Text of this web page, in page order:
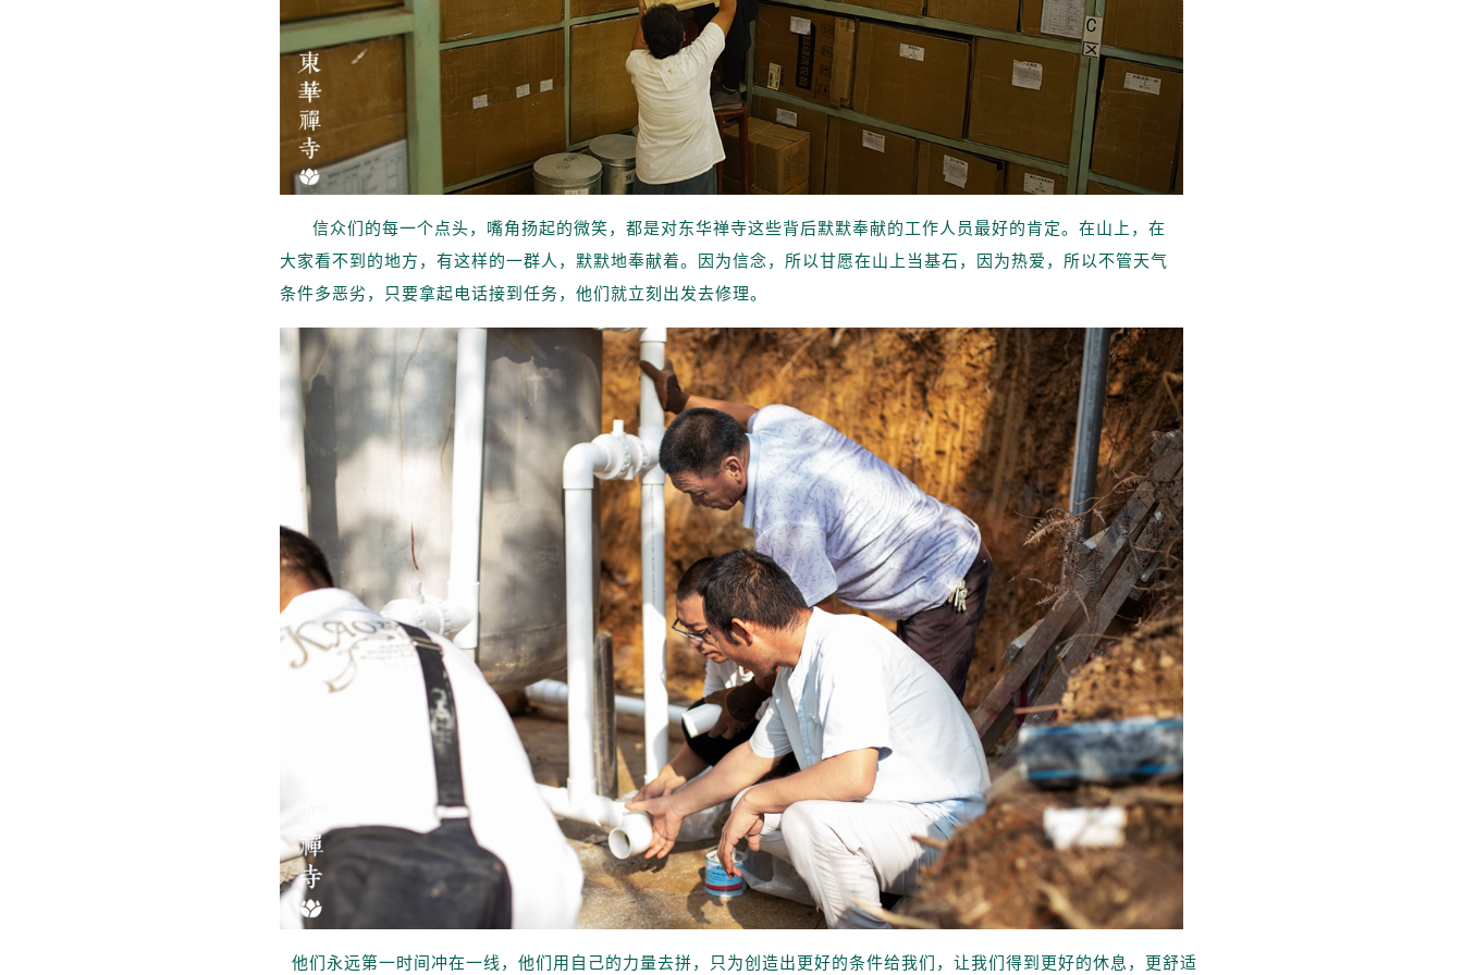
信众们的每一个点头，嘴角扬起的微笑，都是对东华禅寺这些背后默默奉献的工作人员最好的肯定。在山上，在
大家看不到的地方，有这样的一群人，默默地奉献着。因为信念，所以甘愿在山上当基石，因为热爱，所以不管天气
条件多恶劣，只要拿起电话接到任务，他们就立刻出发去修理。
他们永远第一时间冲在一线，他们用自己的力量去拼，只为创造出更好的条件给我们，让我们得到更好的休息，更舒适